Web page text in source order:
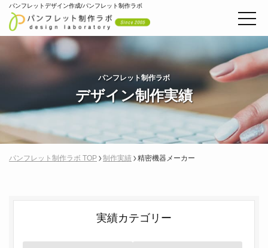
パンフレットデザイン作成/パンフレット制作ラボ
パンフレット制作ラボ
デザイン制作実績
パンフレット制作ラボ TOP 制作実績 精密機器メーカー
実績カテゴリー